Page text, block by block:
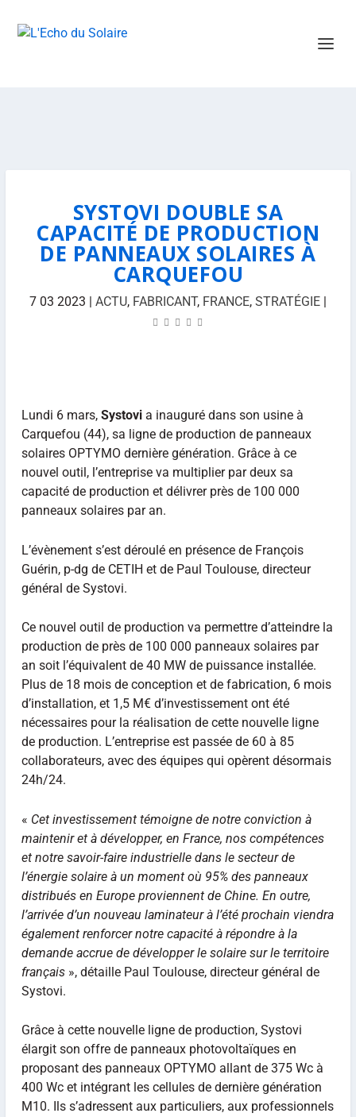
SYSTOVI DOUBLE SA
CAPACITÉ DE PRODUCTION
DE PANNEAUX SOLAIRES À
CARQUEFOU
7 03 2023 | ACTU, FABRICANT, FRANCE, STRATÉGIE|
Lundi 6 mars, Systovia inauguré dans son usine à
Carquefou (44), sa ligne de production de panneaux
solaires OPTYMO dernière génération. Grâce à ce
nouvel outil, l’entreprise va multiplier par deux sa
capacité de production et délivrer près de 100 000
panneaux solaires par an.
L’évènement s’est déroulé en présence de François
Guérin, p-dg de CETIH et de Paul Toulouse, directeur
général de Systovi.
Ce nouvel outil de production va permettre d’atteindre la
production de près de 100 000 panneaux solaires par
an soit l’équivalent de 40 MW de puissance installée.
Plus de 18 mois de conception et de fabrication, 6 mois
d’installation, et 1,5 M€ d’investissement ont été
nécessaires pour la réalisation de cette nouvelle ligne
de production. L’entreprise est passée de 60 à 85
collaborateurs, avec des équipes qui opèrent désormais
24h/24.
« Cet investissement témoigne de notre conviction à
maintenir et à développer, en France, nos compétences
et notre savoir-faire industrielle dans le secteur de
l’énergie solaire à un moment où 95% des panneaux
distribués en Europe proviennent de Chine. En outre,
l’arrivée d’un nouveau laminateur à l’été prochain viendra
également renforcer notre capacité à répondre à la
demande accrue de développer le solaire sur le territoire
français », détaille Paul Toulouse, directeur général de
Systovi.
Grâce à cette nouvelle ligne de production, Systovi
élargit son offre de panneaux photovoltaïques en
proposant des panneaux OPTYMO allant de 375 Wc à
400 Wc et intégrant les cellules de dernière génération
M10. Ils s’adressent aux particuliers, aux professionnels